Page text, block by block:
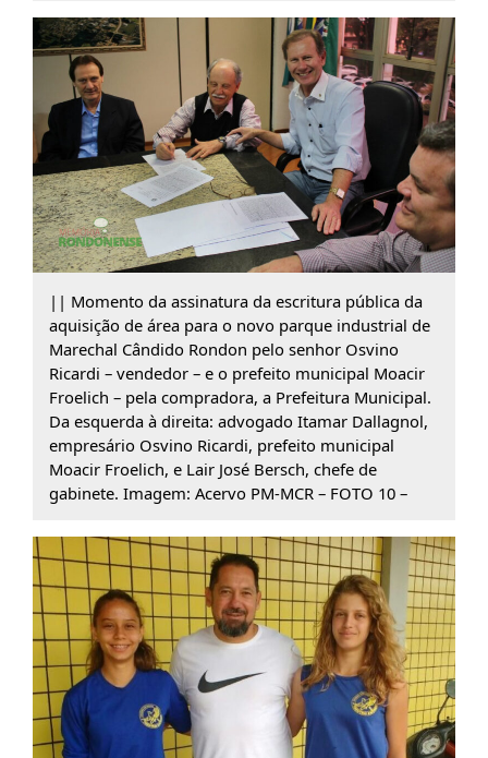
|| Momento da assinatura da escritura pública da
aquisição de área para o novo parque industrial de
Marechal Cândido Rondon pelo senhor Osvino
Ricardi – vendedor – e o prefeito municipal Moacir
Froelich – pela compradora, a Prefeitura Municipal.
Da esquerda à direita: advogado Itamar Dallagnol,
empresário Osvino Ricardi, prefeito municipal
Moacir Froelich, e Lair José Bersch, chefe de
gabinete. Imagem: Acervo PM-MCR – FOTO 10 –